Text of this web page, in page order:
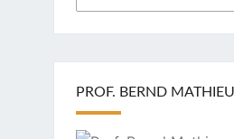
nach:
PROF. BERND MATHIEU